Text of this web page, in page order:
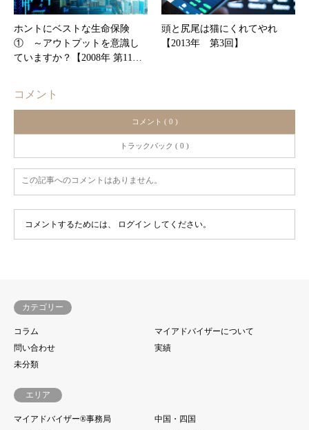
ホントにベストな生命保険
① ～アウトプットを意識し
ていますか？【2008年 第11…
頭と尻尾は猫にくれてやれ
【2013年 第3回】
コメント
コメント ( 0 )
トラックバック ( 0 )
この記事へのコメントはありません。
コメントするためには、 ログイン してください。
カテゴリー
コラム
マイアドバイザーについて
問い合わせ
実績
未分類
エリア
マイアドバイザー®事務局
中国・四国